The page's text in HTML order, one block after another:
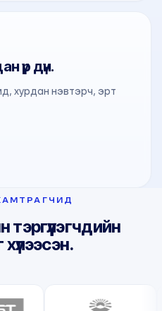
үр дүн.
хурдан нэвтэрч, эрт